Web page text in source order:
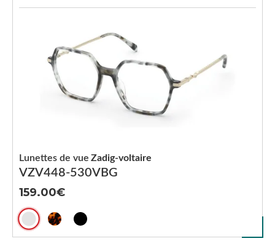
VZV448-530VBG
Lunettes de vue Zadig-voltaire
159.00